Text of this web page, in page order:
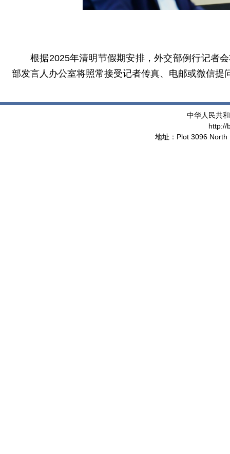
根据2025年清明节假期安排，外交部例行记者
部发言人办公室将照常接受记者传真、电邮或微信提
中华人民共
http://
地址：Plot 3096